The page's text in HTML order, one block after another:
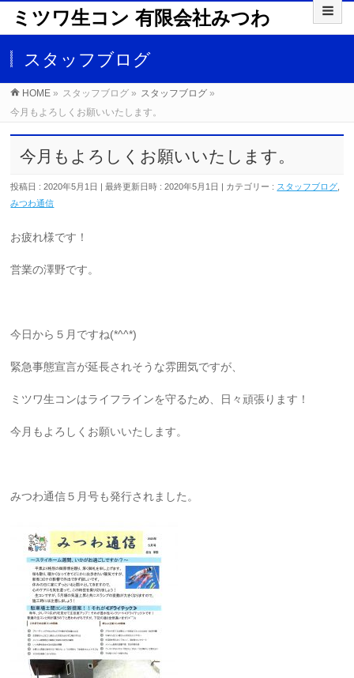
ミツワ生コン 有限会社みつわ
スタッフブログ
HOME » スタッフブログ » スタッフブログ »
今月もよろしくお願いいたします。
今月もよろしくお願いいたします。
投稿日 : 2020年5月1日 最終更新日時 : 2020年5月1日 カテゴリー : スタッフブログ
みつわ通信
お疲れ様です！
営業の澤野です。
今日から５月ですね(*^^*)
緊急事態宣言が延長されそうな雰囲気ですが、
ミツワ生コンはライフラインを守るため、日々頑張ります！
今月もよろしくお願いいたします。
みつわ通信５月号も発行されました。